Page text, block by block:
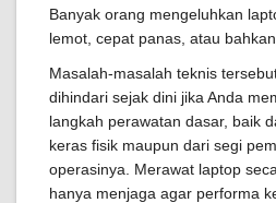
Banyak orang mengeluhkan
lemot, cepat panas, atau
Masalah-masalah teknis
dihindari sejak dini jika Anda
langkah perawatan dasar, baik
keras fisik maupun dari segi
operasinya. Merawat laptop
hanya menjaga agar performa